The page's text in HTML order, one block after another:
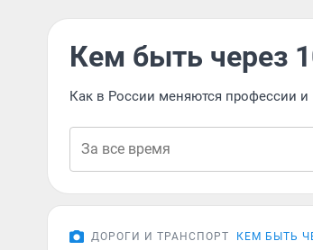
Кем быть через
Как в России меняются профессии
ДОРОГИ И ТРАНСПОРТ КЕМ БЫТЬ